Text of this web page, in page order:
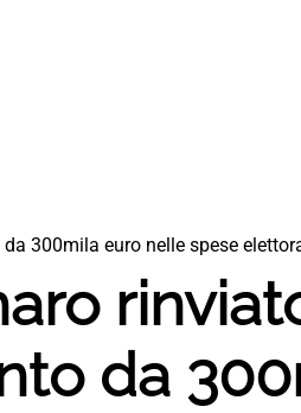
300mila euro nelle spese
da